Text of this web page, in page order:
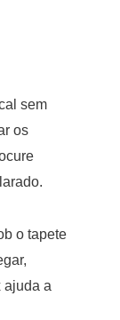
sem
os
o tapete
ajuda a